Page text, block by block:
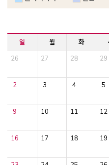
일 월 화
26 27 28 29
2 3 4 5
9 10 11 12
16 17 18 19